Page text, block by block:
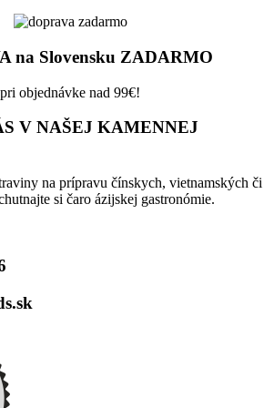
na Slovensku ZADARMO
pri objednávke nad 99€!
V NAŠEJ KAMENNEJ
na prípravu čínskych, vietnamských či
si čaro ázijskej gastronómie.